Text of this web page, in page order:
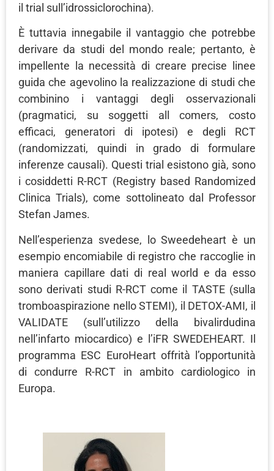
il trial sull’idrossiclorochina).
È tuttavia innegabile il vantaggio che potrebbe
derivare da studi del mondo reale; pertanto, è
impellente la necessità di creare precise linee
guida che agevolino la realizzazione di studi che
combinino i vantaggi degli osservazionali
(pragmatici, su soggetti all comers, costo
efficaci, generatori di ipotesi) e degli RCT
(randomizzati, quindi in grado di formulare
inferenze causali). Questi trial esistono già, sono
i cosiddetti R-RCT (Registry based Randomized
Clinica Trials), come sottolineato dal Professor
Stefan James.
Nell’esperienza svedese, lo Sweedeheart è un
esempio encomiabile di registro che raccoglie in
maniera capillare dati di real world e da esso
sono derivati studi R-RCT come il TASTE (sulla
tromboaspirazione nello STEMI), il DETOX-AMI, il
VALIDATE (sull’utilizzo della bivalirdudina
nell’infarto miocardico) e l’iFR SWEDEHEART. Il
programma ESC EuroHeart offrità l’opportunità
di condurre R-RCT in ambito cardiologico in
Europa.